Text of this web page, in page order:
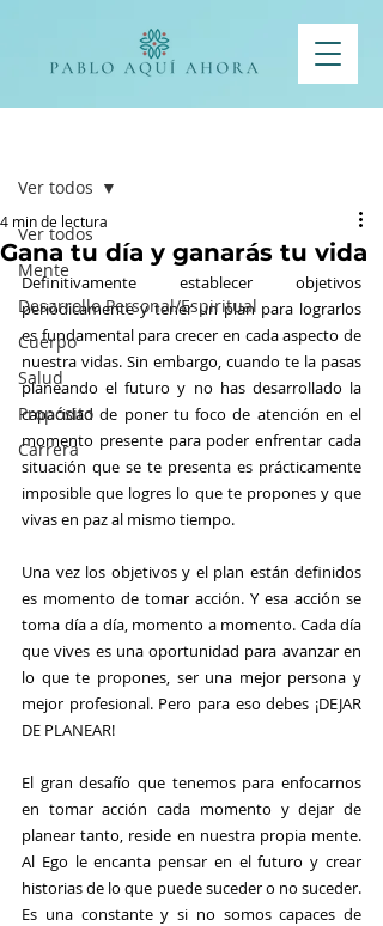
Ver todos
Mente
Desarrollo Personal/Espiritual
Cuerpo
Salud
Propósito
Carrera
Ver todos
Gana tu día y ganarás tu vida
4 min de lectura
Definitivamente establecer objetivos
periódicamente y tener un plan para lograrlos
es fundamental para crecer en cada aspecto de
nuestra vidas. Sin embargo, cuando te la pasas
planeando el futuro y no has desarrollado la
capacidad de poner tu foco de atención en el
momento presente para poder enfrentar cada
situación que se te presenta es prácticamente
imposible que logres lo que te propones y que
vivas en paz al mismo tiempo.
Una vez los objetivos y el plan están definidos
es momento de tomar acción. Y esa acción se
toma día a día, momento a momento. Cada día
que vives es una oportunidad para avanzar en
lo que te propones, ser una mejor persona y
mejor profesional. Pero para eso debes ¡DEJAR
DE PLANEAR!
El gran desafío que tenemos para enfocarnos
en tomar acción cada momento y dejar de
planear tanto, reside en nuestra propia mente.
Al Ego le encanta pensar en el futuro y crear
historias de lo que puede suceder o no suceder.
Es una constante y si no somos capaces de